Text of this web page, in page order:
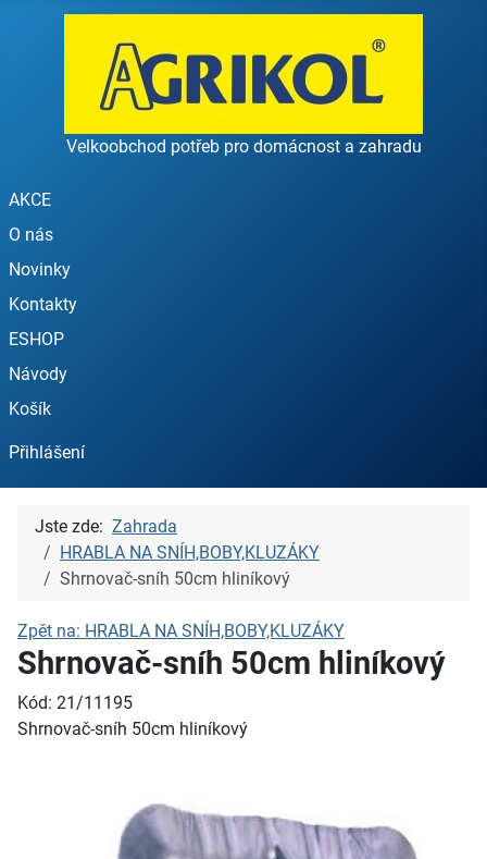
Velkoobchod potřeb pro domácnost a zahradu
AKCE
O nás
Novinky
Kontakty
ESHOP
Návody
Košík
Přihlášení
Jste zde: Zahrada
HRABLA NA SNÍH,BOBY,KLUZÁKY
Shrnovač-sníh 50cm hliníkový
Zpět na: HRABLA NA SNÍH,BOBY,KLUZÁKY
Shrnovač-sníh 50cm hliníkový
Kód: 21/11195
Shrnovač-sníh 50cm hliníkový